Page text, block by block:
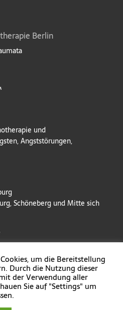
Berlin
und
Angststörungen,
Schöneberg und Mitte sich
um die Bereitstellung
Durch die Nutzung dieser
der Verwendung aller
Sie auf "Settings" um